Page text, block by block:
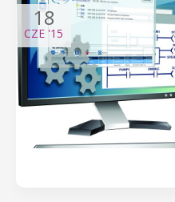
18
CZE '15